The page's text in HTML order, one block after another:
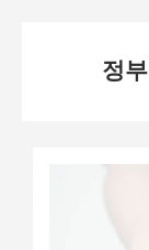
정